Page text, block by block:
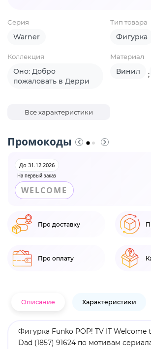
Серия
Warner
Тип товара
Фигурка
Коллекция
Оно: Добро
пожаловать в Дерри
Материал
Винил ;
Все характеристики
Промокоды
На первый заказ
До 31.12.2026
WELCOME
Про доставку
Про оплату
Описание Характеристики
Фигурка Funko POP! TV IT Welcome
Dad (1857) 91624 по мотивам